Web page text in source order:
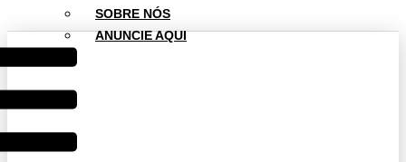
SOBRE NÓS
ANUNCIE AQUI